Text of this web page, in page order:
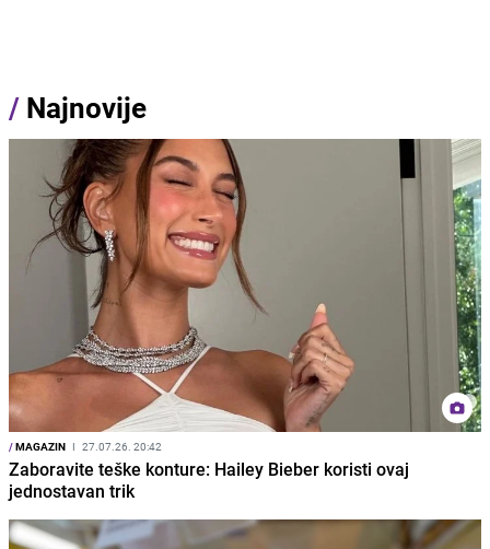
/ Najnovije
/MAGAZIN I 27.07.26. 20:42
Zaboravite teške konture: Hailey Bieber koristi ovaj
jednostavan trik